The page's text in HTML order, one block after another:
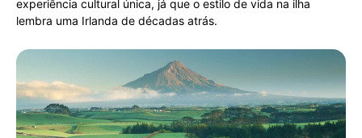
experiência cultural única, já que o estilo de vida na ilha
lembra uma Irlanda de décadas atrás.